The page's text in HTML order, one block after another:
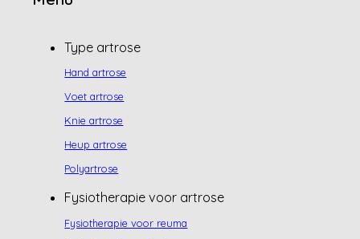
Type artrose
Hand artrose
Voet artrose
Knie artrose
Heup artrose
Polyartrose
Fysiotherapie voor artrose
Fysiotherapie voor reuma